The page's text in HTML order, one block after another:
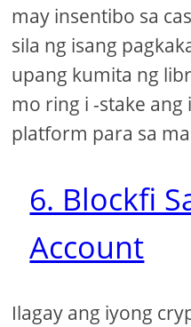
may insentibo sa
sila ng isang
upang kumita ng
mo ring i -stake
platform para sa
6. Blockfi
Account
Ilagay ang iyong